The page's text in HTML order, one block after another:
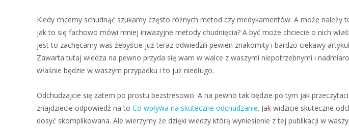
Kiedy chcemy schudnąć szukamy często różnych metod czy medykamentów. A może należy
jak to się fachowo mówi mniej inwazyjne metody chudnięcia? A być może chciecie o nich
jest to zachęcamy was żebyście już teraz odwiedzili pewien znakomity i bardzo ciekawy
Zawarta tutaj wiedza na pewno przyda się wam w walce z waszymi niepotrzebnymi i
właśnie będzie w waszym przypadku i to już niedługo.
Odchudzajcie się zatem po prostu bezstresowo. A na pewno tak będzie po tym jak
znajdziecie odpowiedź na to Co wpływa na skuteczne odchudzanie. Jak widzicie skuteczne
dosyć skomplikowana. Ale wierzymy że dzięki wiedzy którą wyniesienie z tej publikacji w